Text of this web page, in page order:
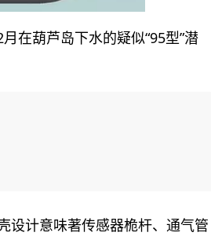
在葫芦岛下水的疑似“95型”潜
设计意味著传感器桅杆、通气管